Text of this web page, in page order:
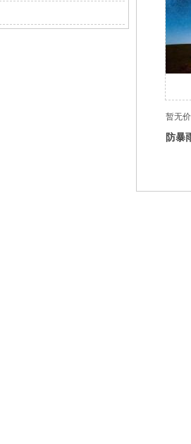
暂无
防暴